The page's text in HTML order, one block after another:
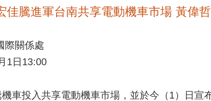
佳騰進軍台南共享電動機車市場 黃偉
際關係處
1日13:00
車投入共享電動機車市場，並於今（1）日宣